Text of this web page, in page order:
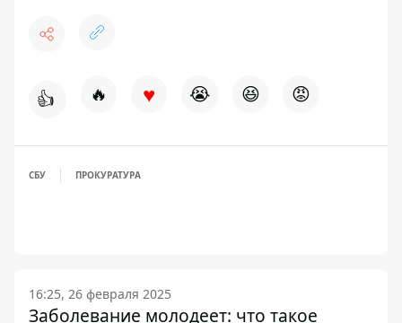
👍 🔥 ♥ 😭 😆 😡
СБУ ПРОКУРАТУРА
16:25, 26 февраля 2025
Заболевание молодеет: что такое